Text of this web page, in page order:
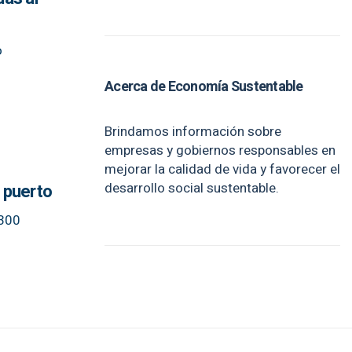
puerto
Acerca de Economía Sustentable
Brindamos información sobre
empresas y gobiernos responsables en
mejorar la calidad de vida y favorecer el
desarrollo social sustentable.